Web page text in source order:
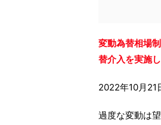
変動為替相場
替介入を実施
2022年10月21
過度な変動は